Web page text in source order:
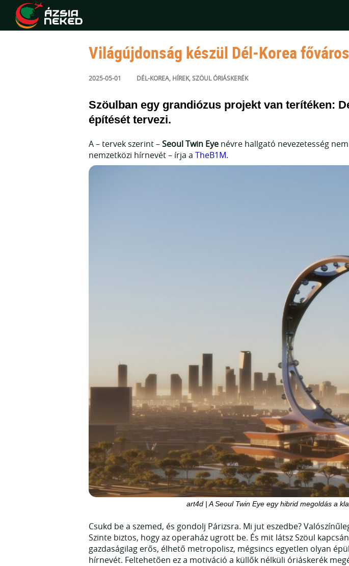
"Az
Világújdonság készül Dél-Korea
DÉL-KOREA, HÍREK,SZÖULÓRIÁSKERÉK
2025-05-01
Szöulban egy grandiózus projekt van terítéken:
építését tervezi.
A – tervek szerint –Seoul Twin Eye névre hallgató nevezetesség
nemzetközi hírnevét – írja a TheB1M.
art4d | A Seoul Twin Eye egy hibrid megoldás a
Csukd be a szemed, és gondolj Párizsra. Mi jut eszedbe?
Szinte biztos, hogy az operaház ugrott be. És mit látsz Szöul
gazdaságilag erős, élhető metropolisz, mégsincs egyetlen olyan
hírnevét. Feltehetően ez a motiváció a küllők nélküli óriáskerék